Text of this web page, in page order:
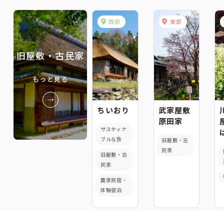
旧屋敷・古民家
もっと見る
西部
ちいおり
サスティナ
ブルな旅
旧屋敷・古
民家
農家民宿・
体験宿泊
東部
武家屋敷
原田家
旧屋敷・古
民家